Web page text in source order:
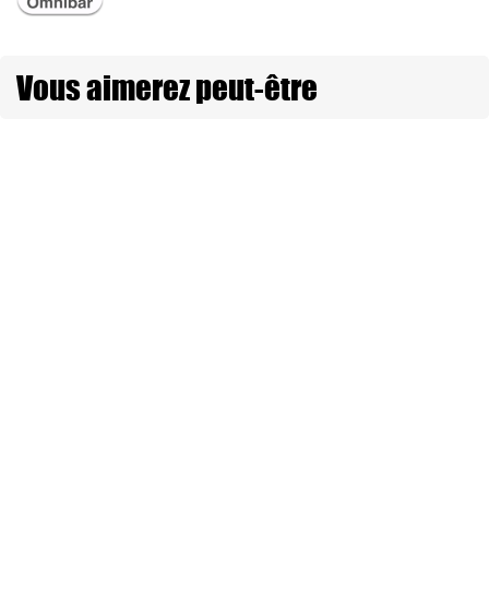
Vous aimerez peut-être